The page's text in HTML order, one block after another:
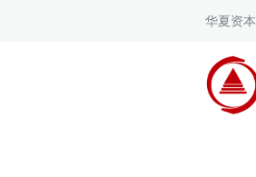
华夏资本